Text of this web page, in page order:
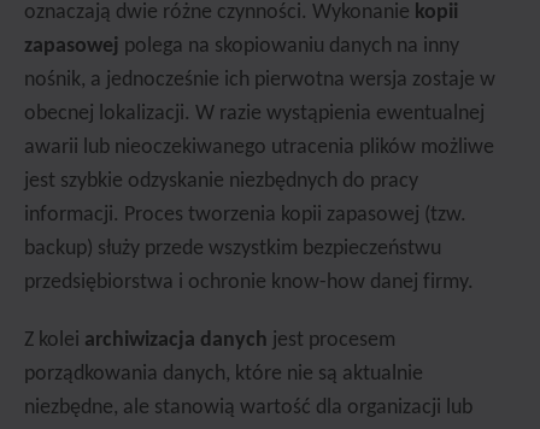
oznaczają dwie różne czynności. Wykonanie kopii
zapasowej polega na skopiowaniu danych na inny
nośnik, a jednocześnie ich pierwotna wersja zostaje w
obecnej lokalizacji. W razie wystąpienia ewentualnej
awarii lub nieoczekiwanego utracenia plików możliwe
jest szybkie odzyskanie niezbędnych do pracy
informacji. Proces tworzenia kopii zapasowej (tzw.
backup) służy przede wszystkim bezpieczeństwu
przedsiębiorstwa i ochronie know-how danej firmy.
Z kolei archiwizacja danych jest procesem
porządkowania danych, które nie są aktualnie
niezbędne, ale stanowią wartość dla organizacji lub